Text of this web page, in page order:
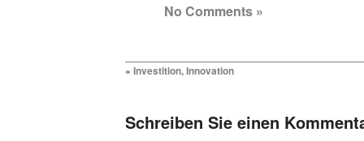
No Comments »
« Investition, Innovation
Schreiben Sie einen